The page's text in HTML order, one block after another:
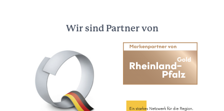
Wir sind Partner von